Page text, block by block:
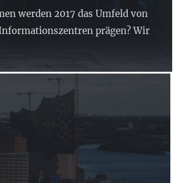
werden 2017 das Umfeld von
prägen? Wir